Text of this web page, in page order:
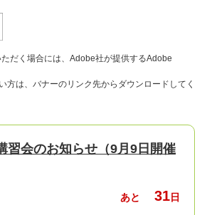
だく場合には、Adobe社が提供するAdobe
方は、バナーのリンク先からダウンロードしてく
習会のお知らせ（9月9日開催
あと 31日